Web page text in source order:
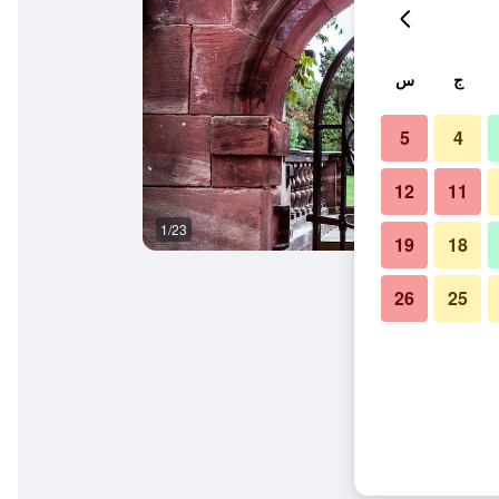
1/23
ج س
4
5
11
12
18
19
25
26